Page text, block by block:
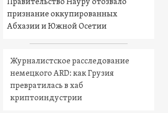
Правительство Науру отозвало
признание оккупированных
Абхазии и Южной Осетии
Журналистское расследование
немецкого ARD: как Грузия
превратилась в хаб
криптоиндустрии